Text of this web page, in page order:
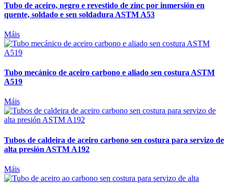
Tubo de aceiro, negro e revestido de zinc por inmersión en
quente, soldado e sen soldadura ASTM A53
Máis
Tubo mecánico de aceiro carbono e aliado sen costura ASTM
A519
Máis
Tubos de caldeira de aceiro carbono sen costura para servizo de
alta presión ASTM A192
Máis